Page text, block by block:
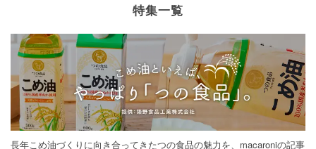
特集一覧
長年こめ油づくりに向き合ってきたつの食品の魅力を、macaroniの記事